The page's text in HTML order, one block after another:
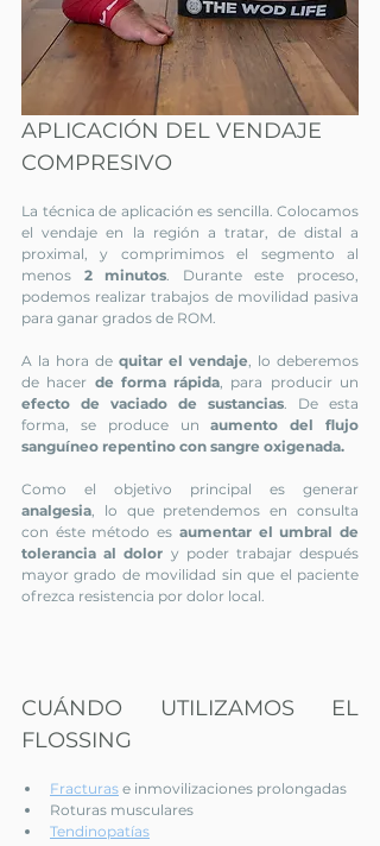
APLICACIÓN DEL VENDAJE
COMPRESIVO
La técnica de aplicación es sencilla. Colocamos
el vendaje en la región a tratar, de distal a
proximal, y comprimimos el segmento al
menos 2 minutos. Durante este proceso,
podemos realizar trabajos de movilidad pasiva
para ganar grados de ROM.
A la hora de quitar el vendaje, lo deberemos
de hacer de forma rápida
efecto de vaciado de sustancias. De esta
forma, se produce un aumento del flujo
sanguíneo repentino con sangre oxigenada.
analgesia, lo que pretendemos en consulta
con éste método es aumentar el umbral de
tolerancia al dolor y poder trabajar después
mayor grado de movilidad sin que el paciente
ofrezca resistencia por dolor local.
CUÁNDO UTILIZAMOS EL
FLOSSING
Fracturas e inmovilizaciones prolongadas
Roturas musculares
Tendinopatías